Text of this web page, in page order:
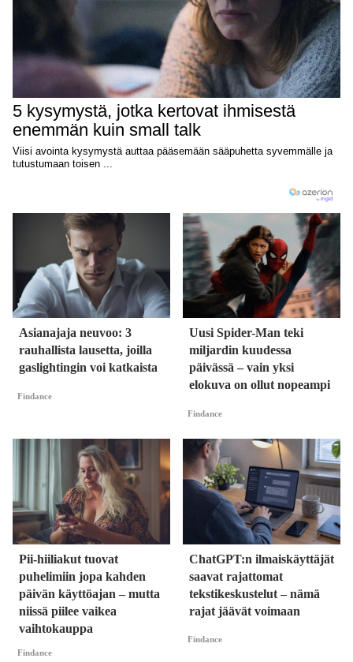
Asianajaja neuvoo: 3
rauhallista lausetta, joilla
gaslightingin voi katkaista
Findance
Uusi Spider-Man teki
miljardin kuudessa
päivässä – vain yksi
elokuva on ollut nopeampi
Findance
Pii-hiiliakut tuovat
puhelimiin jopa kahden
päivän käyttöajan – mutta
niissä piilee vaikea
vaihtokauppa
Findance
ChatGPT:n ilmaiskäyttäjät
saavat rajattomat
tekstikeskustelut – nämä
rajat jäävät voimaan
Findance